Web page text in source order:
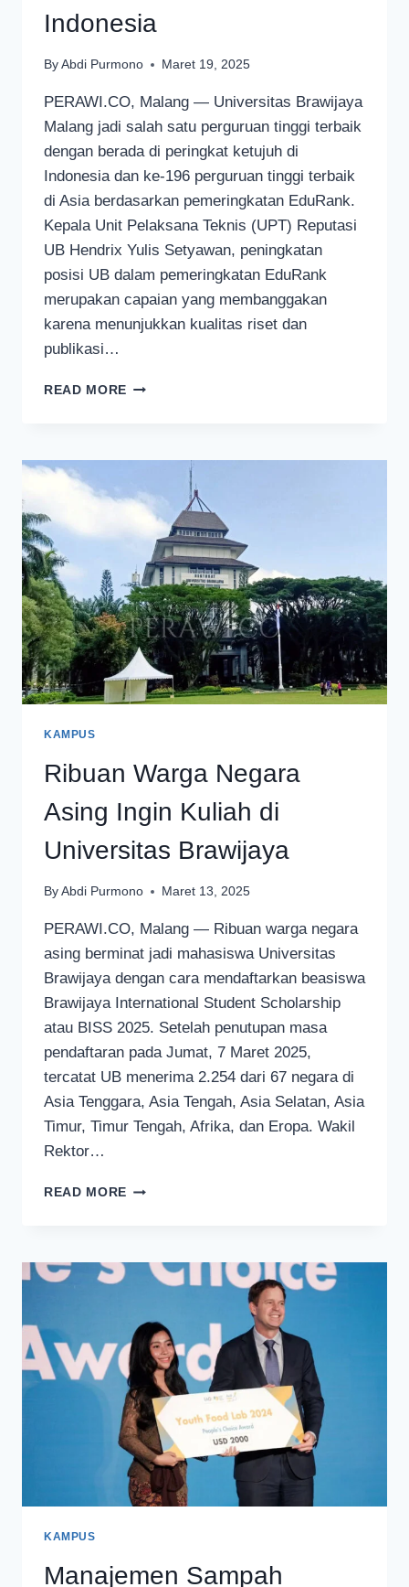
Indonesia
By Abdi Purmono Maret 19, 2025
PERAWI.CO, Malang — Universitas Brawijaya
Malang jadi salah satu perguruan tinggi terbaik
dengan berada di peringkat ketujuh di
Indonesia dan ke-196 perguruan tinggi terbaik
di Asia berdasarkan pemeringkatan EduRank.
Kepala Unit Pelaksana Teknis (UPT) Reputasi
UB Hendrix Yulis Setyawan, peningkatan
posisi UB dalam pemeringkatan EduRank
merupakan capaian yang membanggakan
karena menunjukkan kualitas riset dan
publikasi…
READ MORE UNIVERSITAS
TINGGI
DI
INDONESIA
KAMPUS
Ribuan Warga Negara
Asing Ingin Kuliah di
Universitas Brawijaya
By Abdi Purmono Maret 13, 2025
PERAWI.CO, Malang — Ribuan warga negara
asing berminat jadi mahasiswa Universitas
Brawijaya dengan cara mendaftarkan beasiswa
Brawijaya International Student Scholarship
atau BISS 2025. Setelah penutupan masa
pendaftaran pada Jumat, 7 Maret 2025,
tercatat UB menerima 2.254 dari 67 negara di
Asia Tenggara, Asia Tengah, Asia Selatan, Asia
Timur, Timur Tengah, Afrika, dan Eropa. Wakil
Rektor…
READ MORE RIBUAN
INGIN
KULIAH
UNIVERSITAS
BRAWIJAYA
KAMPUS
Manajemen Sampah